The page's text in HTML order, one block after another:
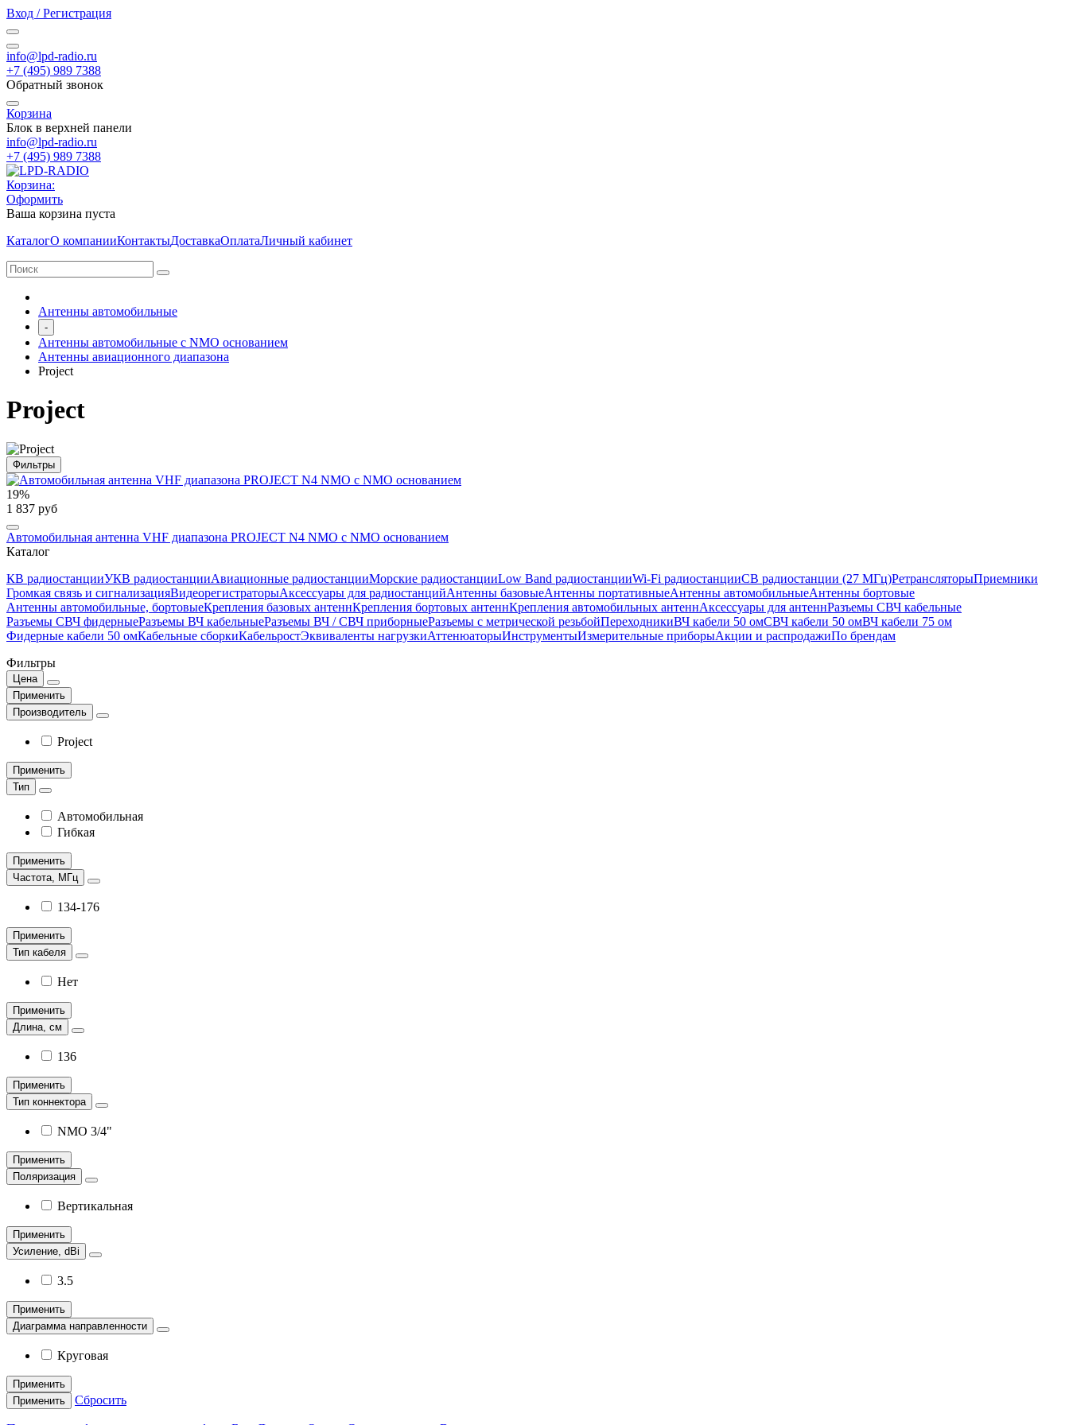
Вход / Регистрация
info@lpd-radio.ru
+7 (495) 989 7388
Обратный звонок
Корзина
Блок в верхней панели
info@lpd-radio.ru
+7 (495) 989 7388
Корзина:
Оформить
Ваша корзина пуста
КаталогО компанииКонтактыДоставкаОплатаЛичный кабинет
Антенны автомобильные
-
Антенны автомобильные с NMO основанием
Антенны авиационного диапазона
Project
Project
Фильтры
19%
1 837 руб
Автомобильная антенна VHF диапазона PROJECT N4 NMO с NMO основанием
Каталог
КВ радиостанцииУКВ радиостанцииАвиационные радиостанцииМорские радиостанцииLow Band радиостанцииWi-Fi радиостанцииCB радиостанции (27 МГц)РетрансляторыПриемники
Громкая связь и сигнализацияВидеорегистраторыАксессуары для радиостанцийАнтенны базовыеАнтенны портативныеАнтенны автомобильныеАнтенны бортовые
Антенны автомобильные, бортовыеКрепления базовых антеннКрепления бортовых антеннКрепления автомобильных антеннАксессуары для антеннРазъемы СВЧ кабельные
Разъемы СВЧ фидерныеРазъемы ВЧ кабельныеРазъемы ВЧ / СВЧ приборныеРазъемы с метрической резьбойПереходникиВЧ кабели 50 омСВЧ кабели 50 омВЧ кабели 75 ом
Фидерные кабели 50 омКабельные сборкиКабельростЭквиваленты нагрузкиАттенюаторыИнструментыИзмерительные приборыАкции и распродажиПо брендам
Фильтры
Цена
Применить
Производитель
Project
Применить
Тип
Автомобильная
Гибкая
Применить
Частота, МГц
134-176
Применить
Тип кабеля
Нет
Применить
Длина, см
136
Применить
Тип коннектора
NMO 3/4"
Применить
Поляризация
Вертикальная
Применить
Усиление, dBi
3.5
Применить
Диаграмма направленности
Круговая
Применить
Применить
Сбросить